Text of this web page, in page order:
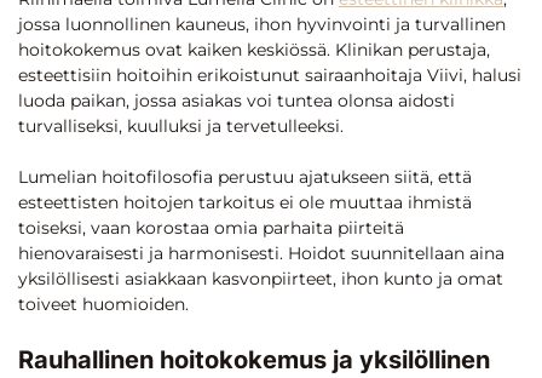
jossa luonnollinen kauneus, ihon hyvinvointi ja turvallinen
hoitokokemus ovat kaiken keskiössä. Klinikan perustaja,
esteettisiin hoitoihin erikoistunut sairaanhoitaja Viivi, halusi
luoda paikan, jossa asiakas voi tuntea olonsa aidosti
turvalliseksi, kuulluksi ja tervetulleeksi.
Lumelian hoitofilosofia perustuu ajatukseen siitä, että
esteettisten hoitojen tarkoitus ei ole muuttaa ihmistä
toiseksi, vaan korostaa omia parhaita piirteitä
hienovaraisesti ja harmonisesti. Hoidot suunnitellaan aina
yksilöllisesti asiakkaan kasvonpiirteet, ihon kunto ja omat
toiveet huomioiden.
Rauhallinen hoitokokemus ja yksilöllinen